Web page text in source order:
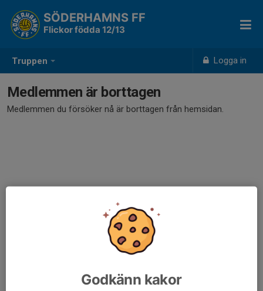
Truppen Logga in
SÖDERHAMNS FF
Flickor födda 12/13
Medlemmen är borttagen
Medlemmen du försöker nå är borttagen från hemsidan.
Godkänn kakor